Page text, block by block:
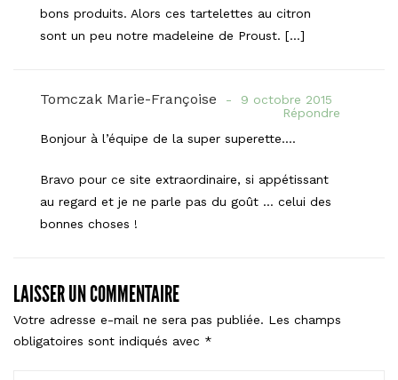
bons produits. Alors ces tartelettes au citron
sont un peu notre madeleine de Proust. […]
Tomczak Marie-Françoise
9 octobre 2015
Répondre
Bonjour à l’équipe de la super superette….
Bravo pour ce site extraordinaire, si appétissant
au regard et je ne parle pas du goût … celui des
bonnes choses !
LAISSER UN COMMENTAIRE
Votre adresse e-mail ne sera pas publiée. Les champs
obligatoires sont indiqués avec *